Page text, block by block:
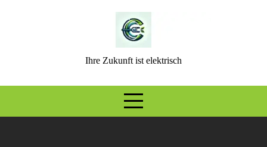
Ihre Zukunft ist elektrisch